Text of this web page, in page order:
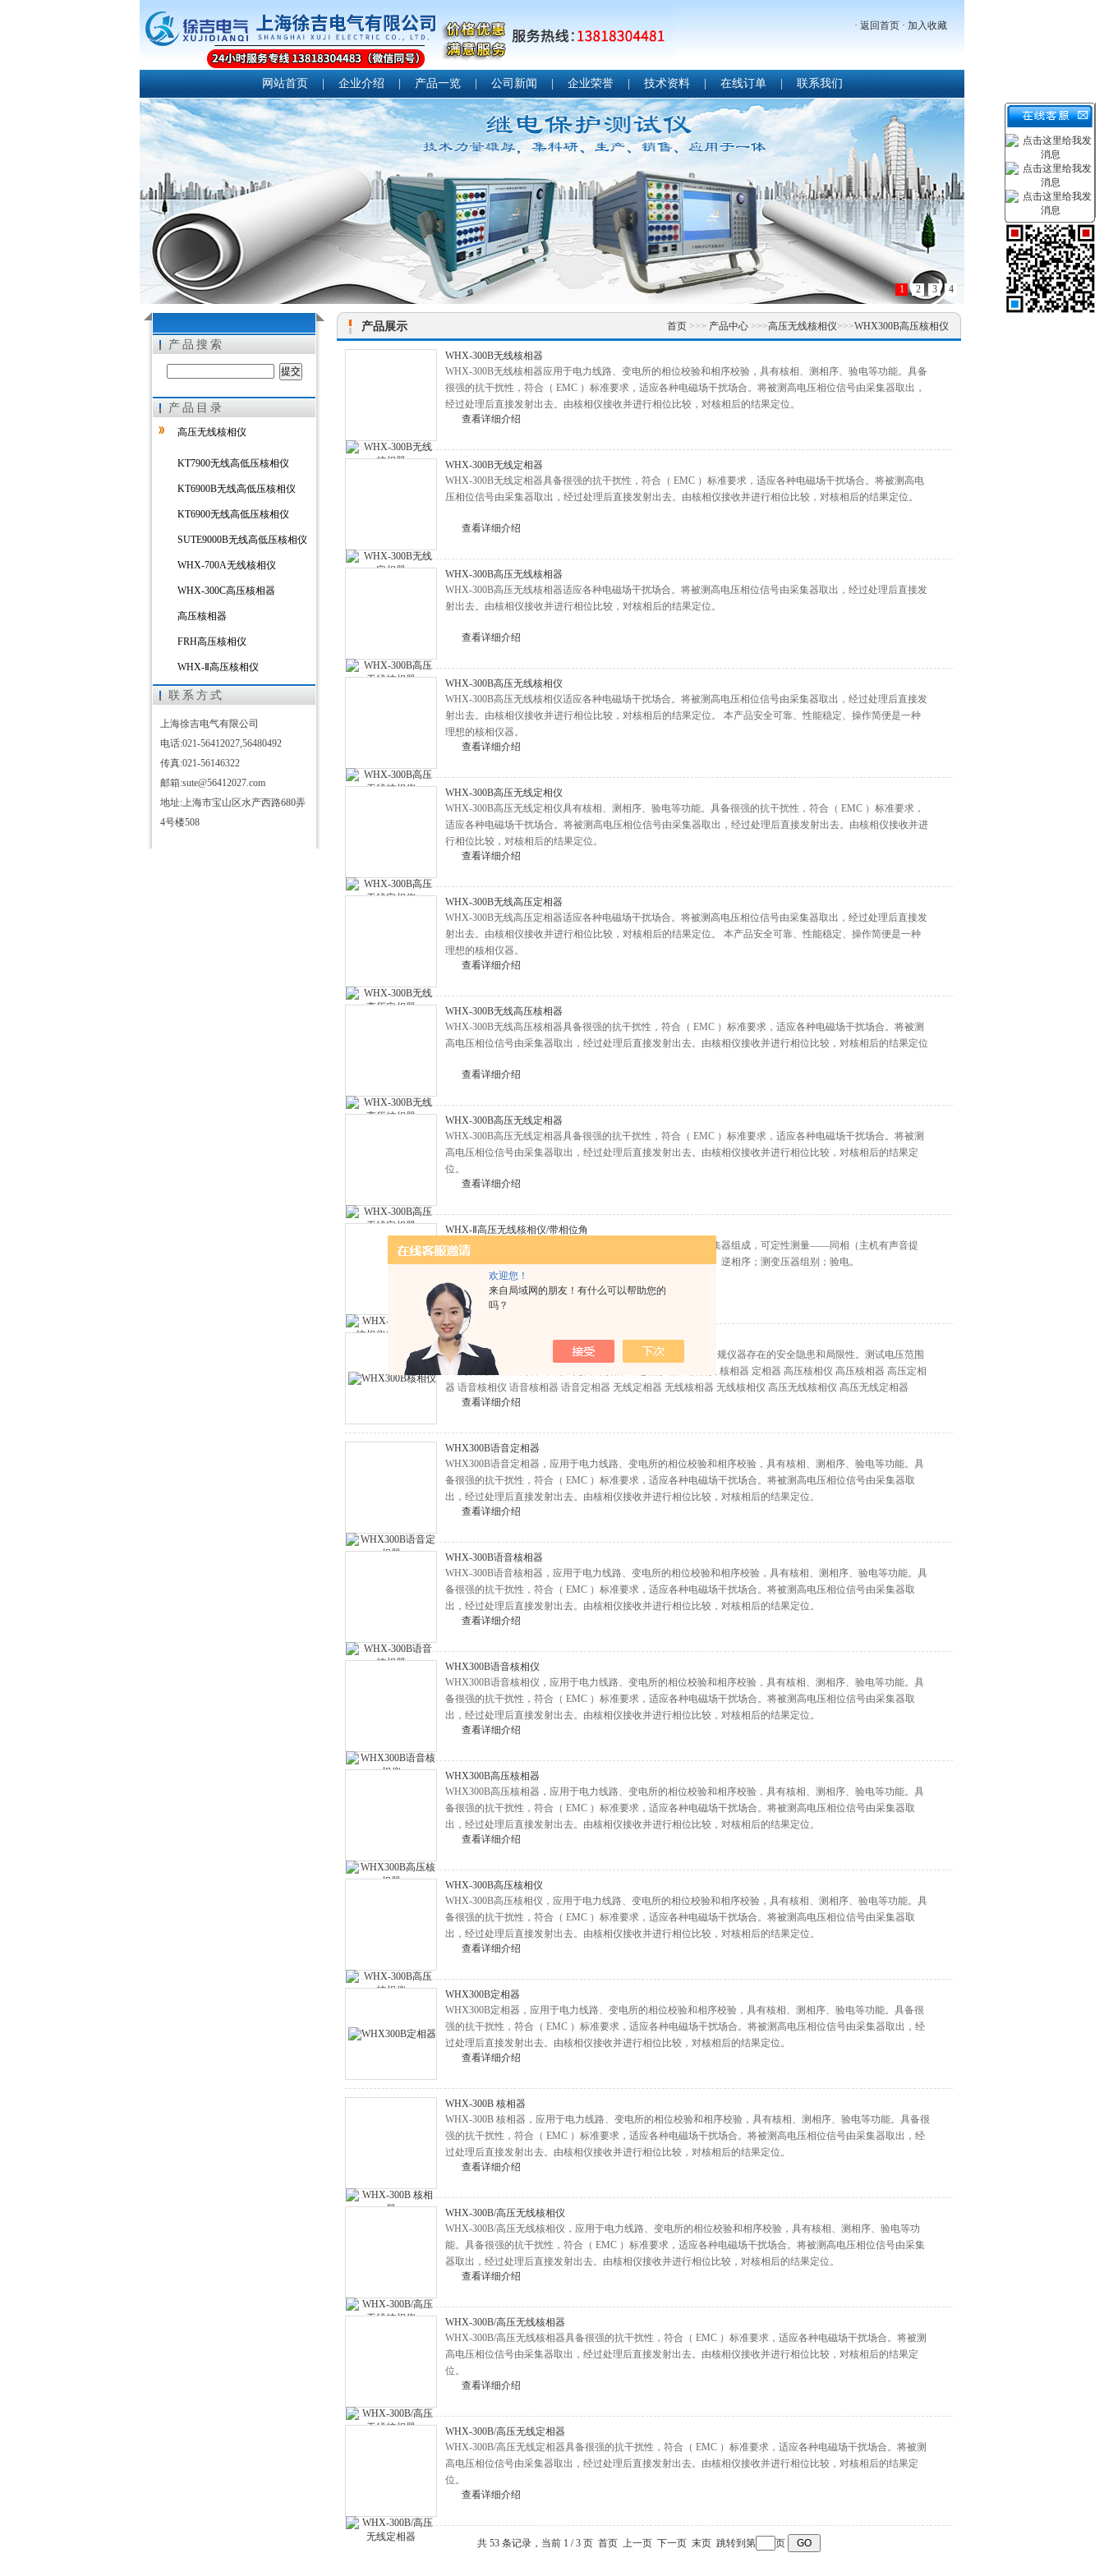
欢迎您！
来自局域网的朋友！有什么可以帮助您的
吗？
上海徐吉电气有限公司
· 返回首页 · 加入收藏
网站首页 | 企业介绍 | 产品一览 | 公司新闻 | 企业荣誉 | 技术资料 | 在线订单 | 联系我们
1 2 3 4
产品搜索
产品目录
高压无线核相仪
KT7900无线高低压核相仪
KT6900B无线高低压核相仪
KT6900无线高低压核相仪
SUTE9000B无线高低压核相仪
WHX-700A无线核相仪
WHX-300C高压核相器
高压核相器
FRH高压核相仪
WHX-Ⅱ高压核相仪
超声波线缆测高仪
FRD高压核相仪
SHX2000YIII高压核相仪
DHX高压核相仪
TAG6000高压核相仪
联系方式
上海徐吉电气有限公司
电话:021-56412027,56480492
传真:021-56146322
邮箱:sute@56412027.com
地址:上海市宝山区水产西路680弄
4号楼508
产品展示 首页 >>> 产品中心 >>>高压无线核相仪>>>WHX300B高压核相仪
WHX-300B无线核相器
WHX-300B无线核相器应用于电力线路、变电所的相位校验和相序校验，具有核相、测相序、验电等功能。具备
很强的抗干扰性，符合（ EMC ）标准要求，适应各种电磁场干扰场合。将被测高电压相位信号由采集器取出，
经过处理后直接发射出去。由核相仪接收并进行相位比较，对核相后的结果定位。
查看详细介绍
WHX-300B无线定相器
WHX-300B无线定相器具备很强的抗干扰性，符合（ EMC ）标准要求，适应各种电磁场干扰场合。将被测高电
压相位信号由采集器取出，经过处理后直接发射出去。由核相仪接收并进行相位比较，对核相后的结果定位。
查看详细介绍
WHX-300B高压无线核相器
WHX-300B高压无线核相器适应各种电磁场干扰场合。将被测高电压相位信号由采集器取出，经过处理后直接发
射出去。由核相仪接收并进行相位比较，对核相后的结果定位。
查看详细介绍
WHX-300B高压无线核相仪
WHX-300B高压无线核相仪适应各种电磁场干扰场合。将被测高电压相位信号由采集器取出，经过处理后直接发
射出去。由核相仪接收并进行相位比较，对核相后的结果定位。 本产品安全可靠、性能稳定、操作简便是一种
理想的核相仪器。
查看详细介绍
WHX-300B高压无线定相仪
WHX-300B高压无线定相仪具有核相、测相序、验电等功能。具备很强的抗干扰性，符合（ EMC ）标准要求，
适应各种电磁场干扰场合。将被测高电压相位信号由采集器取出，经过处理后直接发射出去。由核相仪接收并进
行相位比较，对核相后的结果定位。
查看详细介绍
WHX-300B无线高压定相器
WHX-300B无线高压定相器适应各种电磁场干扰场合。将被测高电压相位信号由采集器取出，经过处理后直接发
射出去。由核相仪接收并进行相位比较，对核相后的结果定位。 本产品安全可靠、性能稳定、操作简便是一种
理想的核相仪器。
查看详细介绍
WHX-300B无线高压核相器
WHX-300B无线高压核相器具备很强的抗干扰性，符合（ EMC ）标准要求，适应各种电磁场干扰场合。将被测
高电压相位信号由采集器取出，经过处理后直接发射出去。由核相仪接收并进行相位比较，对核相后的结果定位
查看详细介绍
WHX-300B高压无线定相器
WHX-300B高压无线定相器具备很强的抗干扰性，符合（ EMC ）标准要求，适应各种电磁场干扰场合。将被测
高电压相位信号由采集器取出，经过处理后直接发射出去。由核相仪接收并进行相位比较，对核相后的结果定
位。
查看详细介绍
WHX-Ⅱ高压无线核相仪/带相位角
WHX-Ⅱ高压无线核相仪/带相位角系统由主机、X采集器、Y采集器组成，可定性测量——同相（主机有声音提
示）不同相；定量测量——相位角度显示；测相序——顺相序、逆相序；测变压器组别；验电。
查看详细介绍
WHX300B核相仪
WHX300B核相仪采用无线传输技术，可穿过围墙使用，突破常规仪器存在的安全隐患和局限性。测试电压范围
广，操作安全、方便、准确。是目前核相Z理想的仪器。核相仪 核相器 定相器 高压核相仪 高压核相器 高压定相
器 语音核相仪 语音核相器 语音定相器 无线定相器 无线核相器 无线核相仪 高压无线核相仪 高压无线定相器
WHX-Ⅱ高压无线核相仪（带相位角）
查看详细介绍
WHX300B语音定相器
WHX300B语音定相器，应用于电力线路、变电所的相位校验和相序校验，具有核相、测相序、验电等功能。具
备很强的抗干扰性，符合（ EMC ）标准要求，适应各种电磁场干扰场合。将被测高电压相位信号由采集器取
出，经过处理后直接发射出去。由核相仪接收并进行相位比较，对核相后的结果定位。
查看详细介绍
WHX-300B语音核相器
WHX-300B语音核相器，应用于电力线路、变电所的相位校验和相序校验，具有核相、测相序、验电等功能。具
备很强的抗干扰性，符合（ EMC ）标准要求，适应各种电磁场干扰场合。将被测高电压相位信号由采集器取
出，经过处理后直接发射出去。由核相仪接收并进行相位比较，对核相后的结果定位。
查看详细介绍
WHX300B语音核相仪
WHX300B语音核相仪，应用于电力线路、变电所的相位校验和相序校验，具有核相、测相序、验电等功能。具
备很强的抗干扰性，符合（ EMC ）标准要求，适应各种电磁场干扰场合。将被测高电压相位信号由采集器取
出，经过处理后直接发射出去。由核相仪接收并进行相位比较，对核相后的结果定位。
查看详细介绍
WHX300B高压核相器
WHX300B高压核相器，应用于电力线路、变电所的相位校验和相序校验，具有核相、测相序、验电等功能。具
备很强的抗干扰性，符合（ EMC ）标准要求，适应各种电磁场干扰场合。将被测高电压相位信号由采集器取
出，经过处理后直接发射出去。由核相仪接收并进行相位比较，对核相后的结果定位。
查看详细介绍
WHX-300B高压核相仪
WHX-300B高压核相仪，应用于电力线路、变电所的相位校验和相序校验，具有核相、测相序、验电等功能。具
备很强的抗干扰性，符合（ EMC ）标准要求，适应各种电磁场干扰场合。将被测高电压相位信号由采集器取
出，经过处理后直接发射出去。由核相仪接收并进行相位比较，对核相后的结果定位。
查看详细介绍
WHX300B定相器
WHX300B定相器，应用于电力线路、变电所的相位校验和相序校验，具有核相、测相序、验电等功能。具备很
强的抗干扰性，符合（ EMC ）标准要求，适应各种电磁场干扰场合。将被测高电压相位信号由采集器取出，经
过处理后直接发射出去。由核相仪接收并进行相位比较，对核相后的结果定位。
查看详细介绍
WHX-300B 核相器
WHX-300B 核相器，应用于电力线路、变电所的相位校验和相序校验，具有核相、测相序、验电等功能。具备很
强的抗干扰性，符合（ EMC ）标准要求，适应各种电磁场干扰场合。将被测高电压相位信号由采集器取出，经
过处理后直接发射出去。由核相仪接收并进行相位比较，对核相后的结果定位。
查看详细介绍
WHX-300B/高压无线核相仪
WHX-300B/高压无线核相仪，应用于电力线路、变电所的相位校验和相序校验，具有核相、测相序、验电等功
能。具备很强的抗干扰性，符合（ EMC ）标准要求，适应各种电磁场干扰场合。将被测高电压相位信号由采集
器取出，经过处理后直接发射出去。由核相仪接收并进行相位比较，对核相后的结果定位。
查看详细介绍
WHX-300B/高压无线核相器
WHX-300B/高压无线核相器具备很强的抗干扰性，符合（ EMC ）标准要求，适应各种电磁场干扰场合。将被测
高电压相位信号由采集器取出，经过处理后直接发射出去。由核相仪接收并进行相位比较，对核相后的结果定
位。
查看详细介绍
WHX-300B/高压无线定相器
WHX-300B/高压无线定相器具备很强的抗干扰性，符合（ EMC ）标准要求，适应各种电磁场干扰场合。将被测
高电压相位信号由采集器取出，经过处理后直接发射出去。由核相仪接收并进行相位比较，对核相后的结果定
位。
查看详细介绍
共 53 条记录，当前 1 / 3 页 首页 上一页 下一页 末页 跳转到第 页